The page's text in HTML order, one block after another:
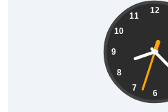
12
6
7
8
9
10
11